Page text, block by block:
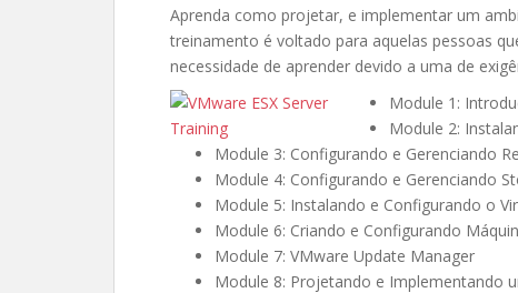
Aprenda como projetar, e implementar um
treinamento é voltado para aquelas pessoas
necessidade de aprender devido a uma de
Module 1:
Module 2:
Module 3: Configurando e Gerenciando
Module 4: Configurando e Gerenciando
Module 5: Instalando e Configurando o
Module 6: Criando e Configurando
Module 7: VMware Update Manager
Module 8: Projetando e Implementando